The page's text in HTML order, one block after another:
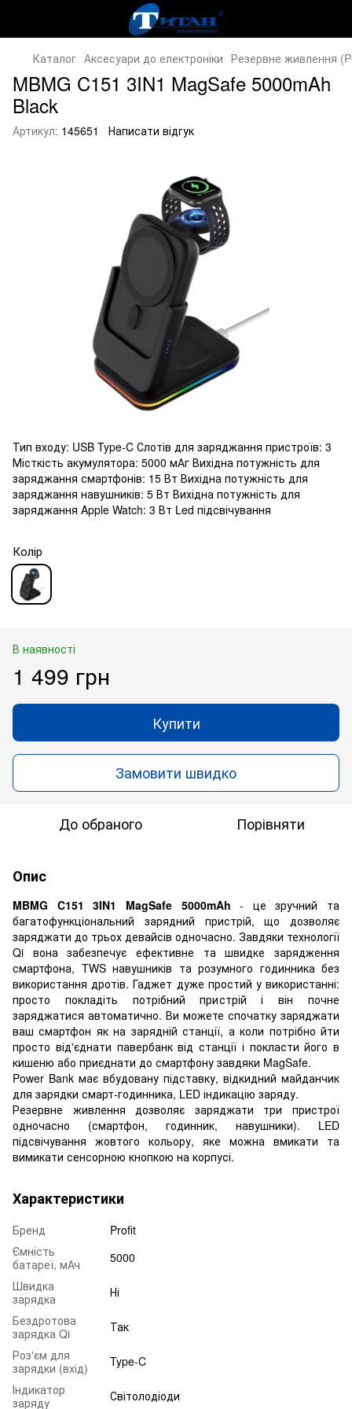
Каталог Аксесуари до електроніки Резервне живлення
MBMG C151 3IN1 MagSafe 5000mAh
Black
Артикул: 145651 Написати відгук
Тип входу: USB Type-C Слотів для заряджання пристроїв: 3
Місткість акумулятора: 5000 мАг Вихідна потужність для
заряджання смартфонів: 15 Вт Вихідна потужність для
заряджання навушників: 5 Вт Вихідна потужність для
заряджання Apple Watch: 3 Вт Led підсвічування
Колір
В наявності
1 499 грн
Купити
Замовити швидко
До обраного Порівняти
Опис
MBMG C151 3IN1 MagSafe 5000mAh - це зручний та
багатофункціональний зарядний пристрій, що дозволяє
заряджати до трьох девайсів одночасно. Завдяки технології
Qi вона забезпечує ефективне та швидке зарядження
смартфона, TWS навушників та розумного годинника без
використання дротів. Гаджет дуже простий у використанні:
просто покладіть потрібний пристрій і він почне
заряджатися автоматично. Ви можете спочатку заряджати
ваш смартфон як на зарядній станції, а коли потрібно йти
просто від'єднати павербанк від станції і покласти його в
кишеню або приєднати до смартфону завдяки MagSafe.
Power Bank має вбудовану підставку, відкидний майданчик
для зарядки смарт-годинника, LED індикацію заряду.
Резервне живлення дозволяє заряджати три пристрої
одночасно (смартфон, годинник, навушники). LED
підсвічування жовтого кольору, яке можна вмикати та
вимикати сенсорною кнопкою на корпусі.
Характеристики
Бренд
Profit
Ємність
батареї, мАч
5000
Швидка
зарядка
Ні
Бездротова
зарядка Qi
Так
Роз'єм для
зарядки (вхід)
Type-C
Індикатор
заряду
Світолодіоди